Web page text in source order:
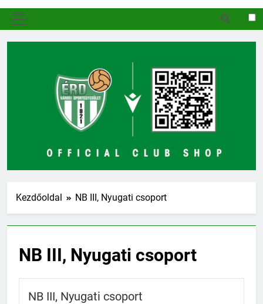
Kezdőoldal NB III, Nyugati csoport
NB III, Nyugati csoport
NB III, Nyugati csoport